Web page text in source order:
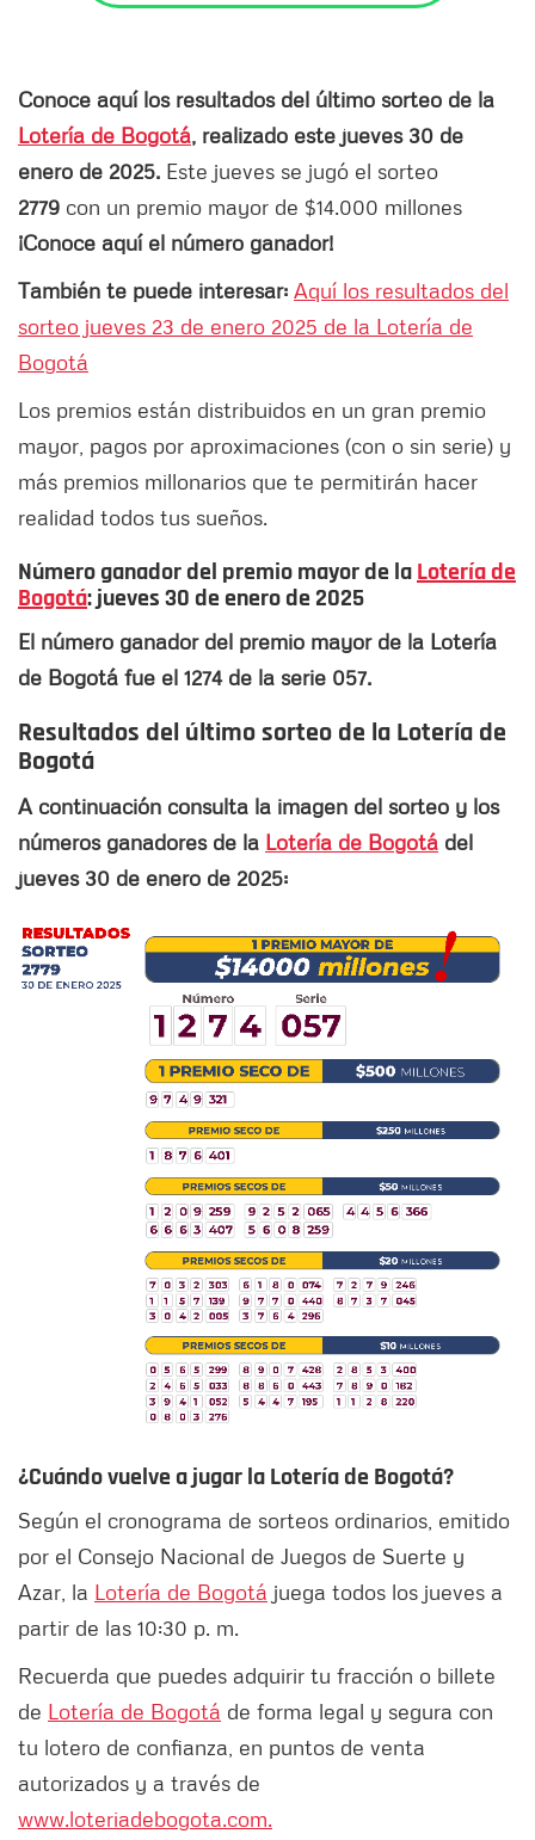
Conoce aquí los resultados del último sorteo de la
Lotería de Bogotá, realizado este jueves 30 de
enero de 2025. Este jueves se jugó el sorteo
2779 con un premio mayor de $14.000 millones
¡Conoce aquí el número ganador!
También te puede interesar: Aquí los resultados del
sorteo jueves 23 de enero 2025 de la Lotería de
Bogotá
Los premios están distribuidos en un gran premio
mayor, pagos por aproximaciones (con o sin serie) y
más premios millonarios que te permitirán hacer
realidad todos tus sueños.
Número ganador del premio mayor de laLotería de
Bogotá: jueves 30 de enero de 2025
El número ganador del premio mayor de la Lotería
de Bogotá fue el 1274 de la serie 057.
Resultados del último sorteo de la Lotería de
Bogotá
A continuación consulta la imagen del sorteo y los
números ganadores de la Lotería de Bogotá del
jueves 30 de enero de 2025:
¿Cuándo vuelve a jugar la Lotería de Bogotá?
Según el cronograma de sorteos ordinarios, emitido
por el Consejo Nacional de Juegos de Suerte y
Azar, la Lotería de Bogotá juega todos los jueves a
partir de las 10:30 p. m.
Recuerda que puedes adquirir tu fracción o billete
de Lotería de Bogotá de forma legal y segura con
tu lotero de confianza, en puntos de venta
autorizados y a través de
www.loteriadebogota.com.